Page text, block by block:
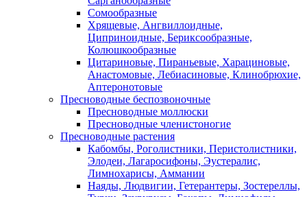
Сомообразные
Хрящевые, Ангвиллоидные,
Циприноидные, Бериксообразные,
Колюшкообразные
Цитариновые, Пираньевые, Харациновые,
Анастомовые, Лебиасиновые, Клинобрюхие,
Аптеронотовые
Пресноводные беспозвоночные
Пресноводные моллюски
Пресноводные членистоногие
Пресноводные растения
Кабомбы, Роголистники, Перистолистники,
Элодеи, Лагаросифоны, Эустералис,
Лимнохарисы, Аммании
Наяды, Людвигии, Гетерантеры, Зостереллы,